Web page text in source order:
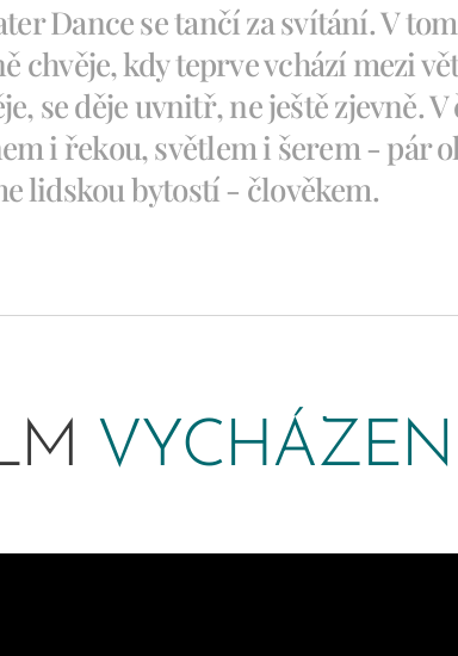
Dance se tančí za svítání. V
chvěje, kdy teprve vchází mezi
se děje uvnitř, ne ještě zjevně. V
i řekou, světlem i šerem - pár
lidskou bytostí - člověkem.